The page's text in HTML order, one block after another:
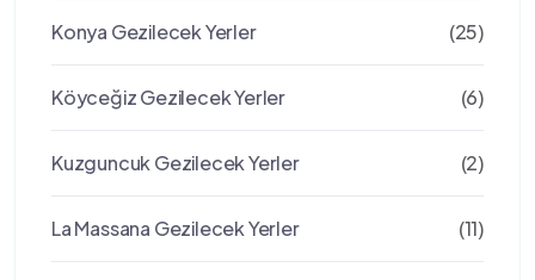
Konya Gezilecek Yerler (25)
Köyceğiz Gezilecek Yerler (6)
Kuzguncuk Gezilecek Yerler (2)
La Massana Gezilecek Yerler (11)